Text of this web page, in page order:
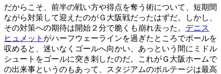
だからこそ、前半の戦い方や得点を奪う術について、短期間
ながら対策して迎えたのがＧ大阪戦だったはずだ。しかし、
その対策への期待は開始２分で脆くも崩れ去った。 デニス
ヒュメット がハーフウェーラインを過ぎたところでボールを
収めると、迷いなくゴールへ向かい、あっという間にミドル
シュートをゴールに突き刺したのだ。これがＧ大阪ホームで
の出来事というのもあって、スタジアムのボルテージは最高